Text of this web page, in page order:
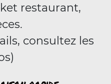
restaurant,
consultez les